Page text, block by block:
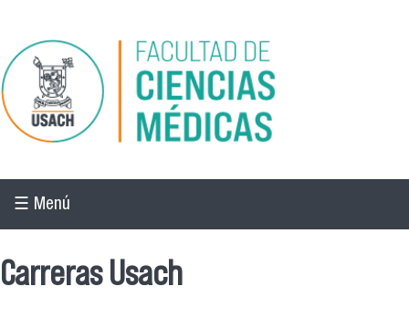
Pasar al contenido principal
☰ Menú
Carreras Usach